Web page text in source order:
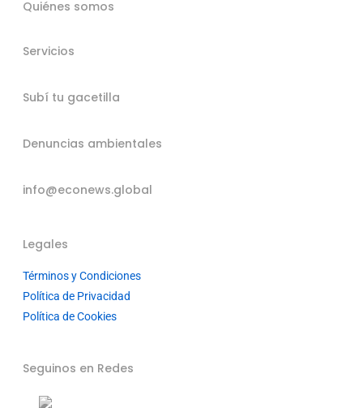
Quiénes somos
Servicios
Subí tu gacetilla
Denuncias ambientales
info@econews.global
Legales
Términos y Condiciones
Política de Privacidad
Política de Cookies
Seguinos en Redes